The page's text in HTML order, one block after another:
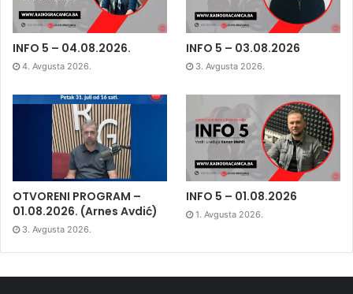
INFO 5 – 04.08.2026.
4. Avgusta 2026.
INFO 5 – 03.08.2026
3. Avgusta 2026.
OTVORENI PROGRAM –
01.08.2026. (Arnes Avdić)
3. Avgusta 2026.
INFO 5 – 01.08.2026
1. Avgusta 2026.